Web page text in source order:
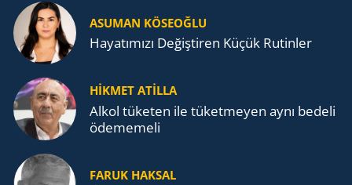
ASUMAN KÖSEOĞLU
Ha­ya­tı­mı­zı De­ğiş­ti­ren Küçük Ru­tin­ler
HİKMET ATİLLA
Alkol tü­ke­ten ile tü­ket­me­yen aynı be­de­li
öde­me­me­li
FARUK HAKSAL